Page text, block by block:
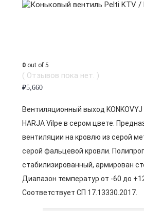
0 out of 5
( Отзывов пока нет. )
₽5,660
Вентиляционный выход KONKOVYJ
HARJA Vilpe в сером цвете.
вентиляции на кровлю из серой
серой фальцевой кровли.
стабилизированный, армирован
Диапазон температур от -60 до
Соответствует СП 17.13330.2017.